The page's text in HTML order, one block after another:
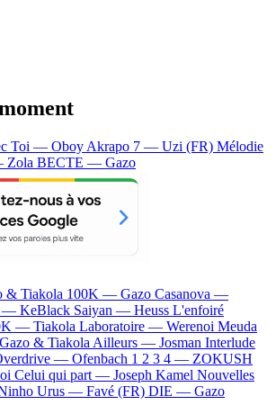
Toi — Oboy Akrapo 7 — Uzi (FR) Mélodie
Zola BECTE — Gazo
& Tiakola 100K — Gazo Casanova —
— KeBlack Saiyan — Heuss L'enfoiré
— Tiakola Laboratoire — Werenoi Meuda
Gazo & Tiakola Ailleurs — Josman Interlude
— Ofenbach 1 2 3 4 — ZOKUSH
Celui qui part — Joseph Kamel Nouvelles
Urus — Favé (FR) DIE — Gazo